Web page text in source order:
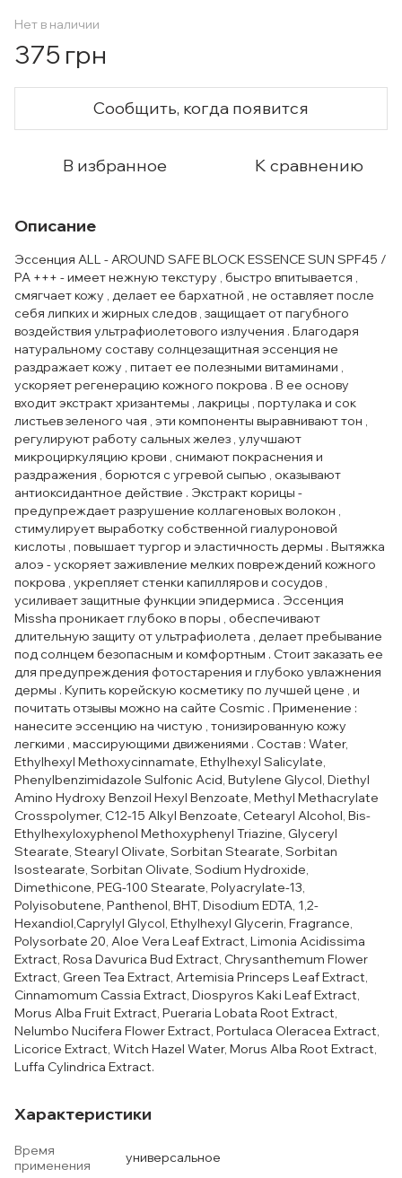
Нет в наличии
375 грн
Сообщить, когда появится
В избранное К сравнению
Описание
Эссенция ALL - AROUND SAFE BLOCK ESSENCE SUN SPF45 /
PA +++ - имеет нежную текстуру , быстро впитывается ,
смягчает кожу , делает ее бархатной , не оставляет после
себя липких и жирных следов , защищает от пагубного
воздействия ультрафиолетового излучения . Благодаря
натуральному составу солнцезащитная эссенция не
раздражает кожу , питает ее полезными витаминами ,
ускоряет регенерацию кожного покрова . В ее основу
входит экстракт хризантемы , лакрицы , портулака и сок
листьев зеленого чая , эти компоненты выравнивают тон ,
регулируют работу сальных желез , улучшают
микроциркуляцию крови , снимают покраснения и
раздражения , борются с угревой сыпью , оказывают
антиоксидантное действие . Экстракт корицы -
предупреждает разрушение коллагеновых волокон ,
стимулирует выработку собственной гиалуроновой
кислоты , повышает тургор и эластичность дермы . Вытяжка
алоэ - ускоряет заживление мелких повреждений кожного
покрова , укрепляет стенки капилляров и сосудов ,
усиливает защитные функции эпидермиса . Эссенция
Missha проникает глубоко в поры , обеспечивают
длительную защиту от ультрафиолета , делает пребывание
под солнцем безопасным и комфортным . Стоит заказать ее
для предупреждения фотостарения и глубоко увлажнения
дермы . Купить корейскую косметику по лучшей цене , и
почитать отзывы можно на сайте Cosmic . Применение :
нанесите эссенцию на чистую , тонизированную кожу
легкими , массирующими движениями . Состав : Water,
Ethylhexyl Methoxycinnamate, Ethylhexyl Salicylate,
Phenylbenzimidazole Sulfonic Acid, Butylene Glycol, Diethyl
Amino Hydroxy Benzoil Hexyl Benzoate, Methyl Methacrylate
Crosspolymer, C12-15 Alkyl Benzoate, Cetearyl Alcohol, Bis-
Ethylhexyloxyphenol Methoxyphenyl Triazine, Glyceryl
Stearate, Stearyl Olivate, Sorbitan Stearate, Sorbitan
Isostearate, Sorbitan Olivate, Sodium Hydroxide,
Dimethicone, PEG-100 Stearate, Polyacrylate-13,
Polyisobutene, Panthenol, BHT, Disodium EDTA, 1,2-
Hexandiol,Caprylyl Glycol, Ethylhexyl Glycerin, Fragrance,
Polysorbate 20, Aloe Vera Leaf Extract, Limonia Acidissima
Extract, Rosa Davurica Bud Extract, Chrysanthemum Flower
Extract, Green Tea Extract, Artemisia Princeps Leaf Extract,
Cinnamomum Cassia Extract, Diospyros Kaki Leaf Extract,
Morus Alba Fruit Extract, Pueraria Lobata Root Extract,
Nelumbo Nucifera Flower Extract, Portulaca Oleracea Extract,
Licorice Extract, Witch Hazel Water, Morus Alba Root Extract,
Luffa Cylindrica Extract.
Характеристики
Время
применения
универсальное